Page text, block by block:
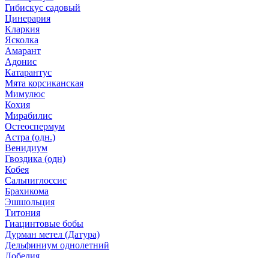
Гибискус садовый
Цинерария
Кларкия
Ясколка
Амарант
Адонис
Катарантус
Мята корсиканская
Мимулюс
Кохия
Мирабилис
Остеоспермум
Астра (одн.)
Венидиум
Гвоздика (одн)
Кобея
Сальпиглоссис
Брахикома
Эшшольция
Титония
Гиацинтовые бобы
Дурман метел (Датура)
Дельфиниум однолетний
Лобелия